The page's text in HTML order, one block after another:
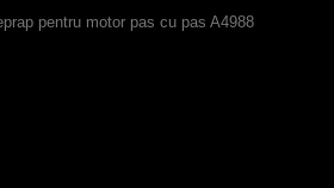
pentru motor pas cu pas A4988